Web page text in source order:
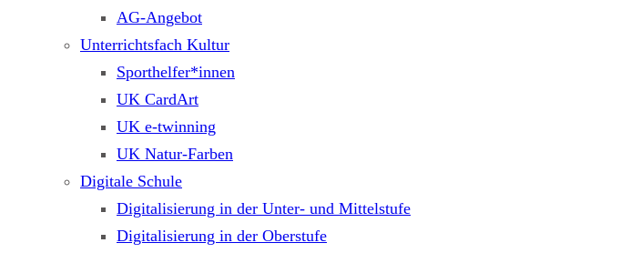
AG-Angebot
Unterrichtsfach Kultur
Sporthelfer*innen
UK CardArt
UK e-twinning
UK Natur-Farben
Digitale Schule
Digitalisierung in der Unter- und Mittelstufe
Digitalisierung in der Oberstufe